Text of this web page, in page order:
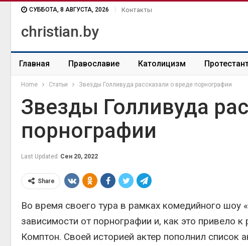
СУББОТА, 8 АВГУСТА, 2026 Контакты
christian.by
Главная Православие Католицизм
Home Статьи Звезды Голливуда рассказали о вреде порнографии
Звезды Голливуда
порнографии
Last Updated Сен 20, 2022
Share
Во время своего тура в рамках комедийного шоу
зависимости от порнографии и, как это привело
Комптон. Своей историей актер пополнил список